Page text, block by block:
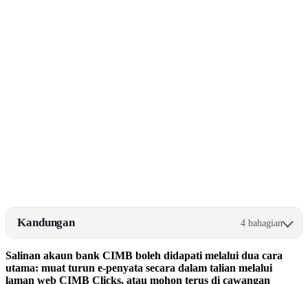
Kandungan 4 bahagian
Salinan akaun bank CIMB boleh didapati melalui dua cara
utama: muat turun e-penyata secara dalam talian melalui
laman web CIMB Clicks, atau mohon terus di cawangan